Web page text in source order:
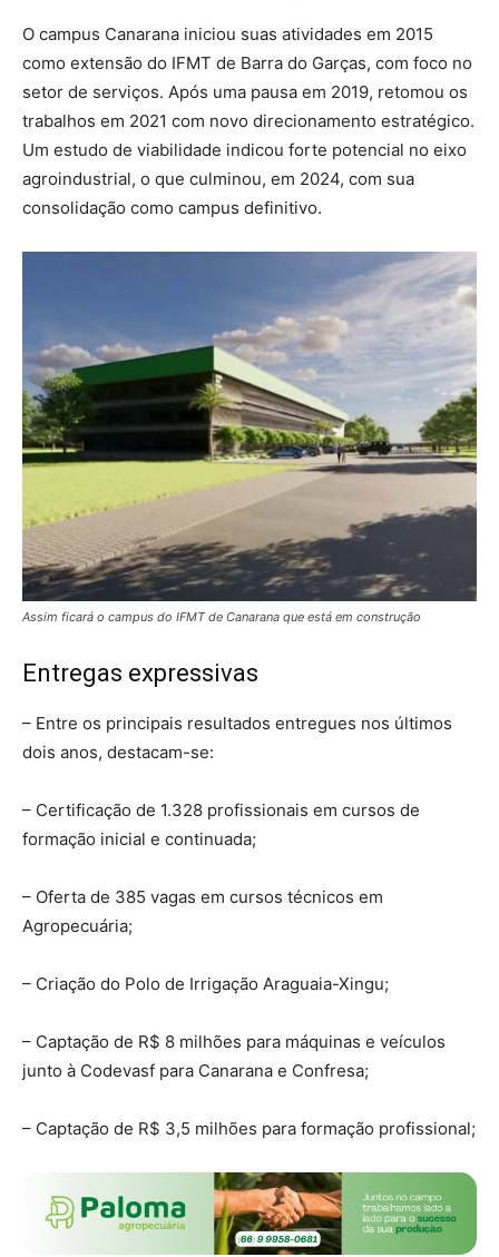
O campus Canarana iniciou suas atividades em 2015
como extensão do IFMT de Barra do Garças, com foco no
setor de serviços. Após uma pausa em 2019, retomou os
trabalhos em 2021 com novo direcionamento estratégico.
Um estudo de viabilidade indicou forte potencial no eixo
agroindustrial, o que culminou, em 2024, com sua
consolidação como campus definitivo.
Assim ficará o campus do IFMT de Canarana que está em construção
Entregas expressivas
– Entre os principais resultados entregues nos últimos
dois anos, destacam-se:
– Certificação de 1.328 profissionais em cursos de
formação inicial e continuada;
– Oferta de 385 vagas em cursos técnicos em
Agropecuária;
– Criação do Polo de Irrigação Araguaia-Xingu;
– Captação de R$ 8 milhões para máquinas e veículos
junto à Codevasf para Canarana e Confresa;
– Captação de R$ 3,5 milhões para formação profissional;